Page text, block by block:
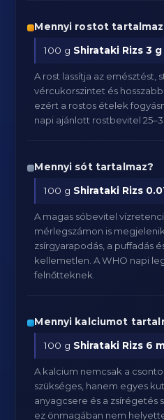
Mennyi rostot
100 g Shirataki Rizs 3
A rost lassítja az emésztést,
vércukorszintet és
ezért a rostos ételek
napi ajánlott rostbevitel
Mennyi sót tartalmaz?
100 g Shirataki Rizs
A magas sóbevitel
mérlegszámon is
zsírgyarapodás, a puffadás
kellemetlen. A WHO napi
felnőtteknek.
Mennyi kalciumot
100 g Shirataki Rizs 6
A kalcium nemcsak a
szükséges, hanem egyes
anyagcsere és a zsírégetés
ez önmagában nem